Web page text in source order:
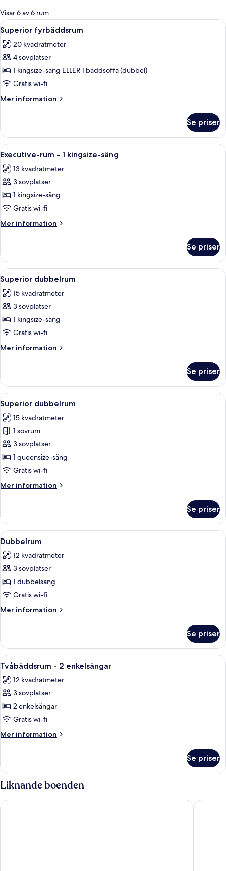
för
rum
Visar 6 av 6 rum
Öppna
alla
foton
för
Superior
fyrbäddsrum
Ett sovrum med en stor säng,
8
Superior fyrbäddsrum
20 kvadratmeter
4 sovplatser
1 kingsize-säng ELLER 1 bäddsoffa (dubbel)
Gratis wi-fi
Mer information
Mer
fyrbäddsrum
Se priser
Öppna
alla
foton
för
Executive-
rum
-
1
säng
Ett sovrum med synliga träbjälkar,
6
Executive-rum - 1 kingsize-säng
13 kvadratmeter
3 sovplatser
1 kingsize-säng
Gratis wi-fi
Mer information
Mer
rum
1
kingsize-
säng
Se priser
Öppna
alla
foton
för
Superior
dubbelrum
Ett sovrum med en säng, ett
5
Superior dubbelrum
15 kvadratmeter
3 sovplatser
1 kingsize-säng
Gratis wi-fi
Mer information
Mer
dubbelrum
Se priser
Öppna
alla
foton
för
Superior
dubbelrum
Ett sovrum med ett träpanelat tak,
6
Superior dubbelrum
15 kvadratmeter
1 sovrum
3 sovplatser
1 queensize-säng
Gratis wi-fi
Mer information
Mer
dubbelrum
Se priser
Öppna
alla
foton
för
Dubbelrum
Ett välordnat sovrum med en stor
8
Dubbelrum
12 kvadratmeter
3 sovplatser
1 dubbelsäng
Gratis wi-fi
Mer information
Mer
Se priser
Öppna
alla
foton
för
Tvåbäddsrum
-
2
enkelsängar
Ett hotellrum med två sängar, ett
7
Tvåbäddsrum - 2 enkelsängar
12 kvadratmeter
3 sovplatser
2 enkelsängar
Gratis wi-fi
Mer information
Mer
-
2
enkelsängar
Se priser
Liknande boenden
The Judds Folly Hotel, Sure Hotel Collection by Best Western
The